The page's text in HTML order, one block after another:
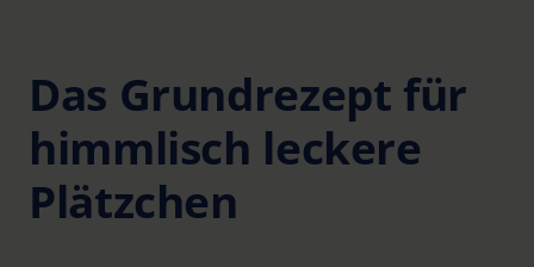
Das Grundrezept für
himmlisch leckere
Plätzchen